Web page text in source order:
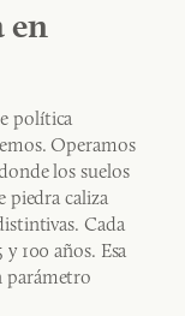
en
política
Operamos
los suelos
piedra caliza
Cada
100 años. Esa
parámetro